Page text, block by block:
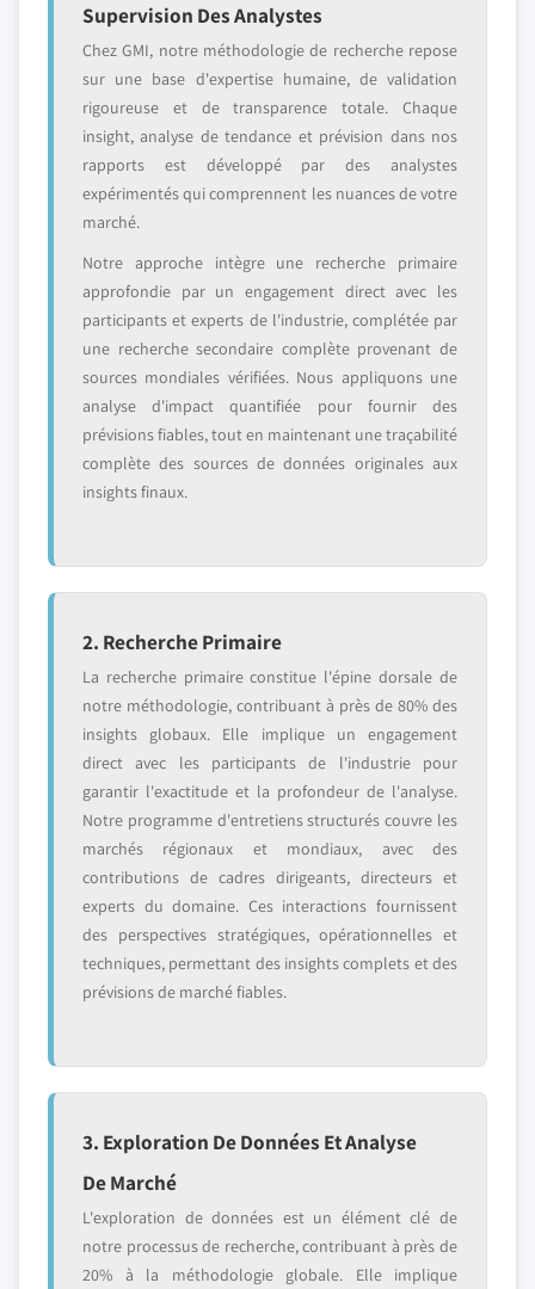
Supervision Des Analystes
Chez GMI, notre méthodologie de recherche repose
sur une base d'expertise humaine, de validation
rigoureuse et de transparence totale. Chaque
insight, analyse de tendance et prévision dans nos
rapports est développé par des analystes
expérimentés qui comprennent les nuances de votre
marché.
Notre approche intègre une recherche primaire
approfondie par un engagement direct avec les
participants et experts de l'industrie, complétée par
une recherche secondaire complète provenant de
sources mondiales vérifiées. Nous appliquons une
analyse d'impact quantifiée pour fournir des
prévisions fiables, tout en maintenant une traçabilité
complète des sources de données originales aux
insights finaux.
2. Recherche Primaire
La recherche primaire constitue l'épine dorsale de
notre méthodologie, contribuant à près de 80% des
insights globaux. Elle implique un engagement
direct avec les participants de l'industrie pour
garantir l'exactitude et la profondeur de l'analyse.
Notre programme d'entretiens structurés couvre les
marchés régionaux et mondiaux, avec des
contributions de cadres dirigeants, directeurs et
experts du domaine. Ces interactions fournissent
des perspectives stratégiques, opérationnelles et
techniques, permettant des insights complets et des
prévisions de marché fiables.
3. Exploration De Données Et Analyse
De Marché
L'exploration de données est un élément clé de
notre processus de recherche, contribuant à près de
20% à la méthodologie globale. Elle implique